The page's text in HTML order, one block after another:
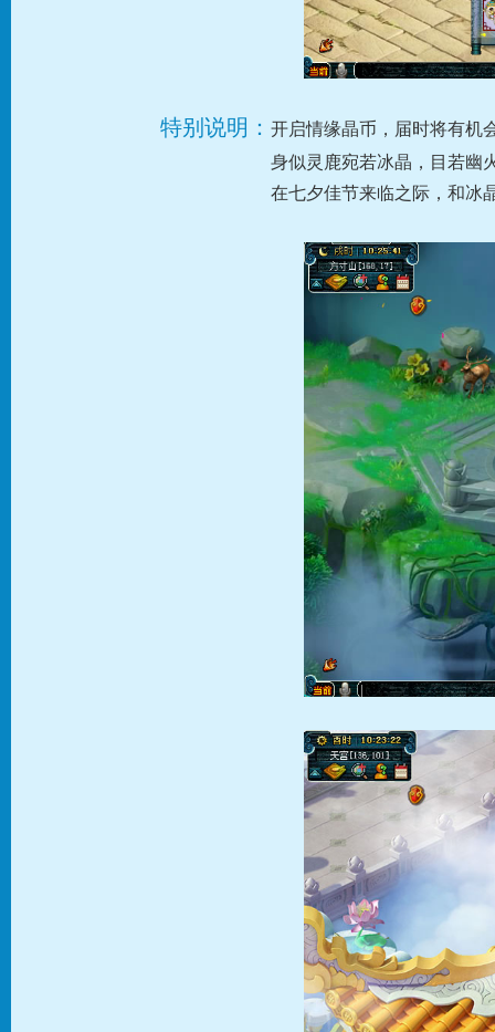
特别说明： 开启情缘晶币，届时将有机
身似灵鹿宛若冰晶，目若幽
在七夕佳节来临之际，和冰